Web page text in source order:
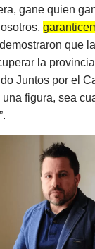
gane quien
que
la
Juntos por el
figura, sea